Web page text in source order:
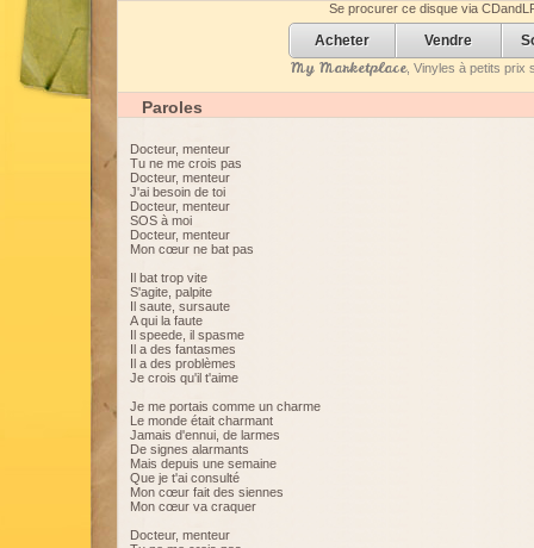
Se procurer ce disque via
Acheter Vendre
My Marketplace, Vinyles à petits prix
Paroles
Docteur, menteur
Tu ne me crois pas
Docteur, menteur
J'ai besoin de toi
Docteur, menteur
SOS à moi
Docteur, menteur
Mon cœur ne bat pas
Il bat trop vite
S'agite, palpite
Il saute, sursaute
A qui la faute
Il speede, il spasme
Il a des fantasmes
Il a des problèmes
Je crois qu'il t'aime
Je me portais comme un charme
Le monde était charmant
Jamais d'ennui, de larmes
De signes alarmants
Mais depuis une semaine
Que je t'ai consulté
Mon cœur fait des siennes
Mon cœur va craquer
Docteur, menteur